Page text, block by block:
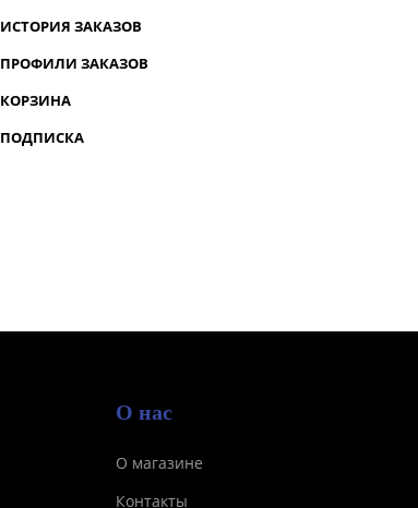
ИСТОРИЯ ЗАКАЗОВ
ПРОФИЛИ ЗАКАЗОВ
КОРЗИНА
ПОДПИСКА
О нас
О магазине
Контакты